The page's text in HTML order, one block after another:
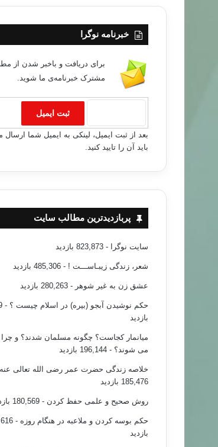
خبرنامه نوگرا
برای دریافت و باخبر شدن از
مشترک خبرنامه‌ی ما شوید.
بعد از ثبت ایمیل، لینکی به ایمیل شما ارسال
باید آن را تایید کنید.
پربازدیدترین مطالب سایت
سایت نوگرا - 823,873 بازدید
شعر، زندگی زیبـاســـت ! - 485,306 بازدید
عشق زن به غیر شوهر - 280,263 بازدید
حکم نوشیدن آبجو (بیره) در اسلام چیست ؟
بازدید
میانمار کجاست؟ چگونه مسلمان شدند؟ و
می شوند؟ - 196,144 بازدید
خلاصه زندگی حضرت عمر رضی الله تعالی عنه
185,476 بازدید
روش صحیح و علمی حفظ کردن - 180,569 بازدید
حکم بوسه کردن و ملاعبه در هنگام روزه
بازدید